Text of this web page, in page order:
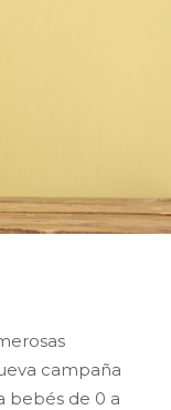
campaña
bebés de 0 a